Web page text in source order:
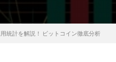
用統計を解説！ ビットコイン徹底分析